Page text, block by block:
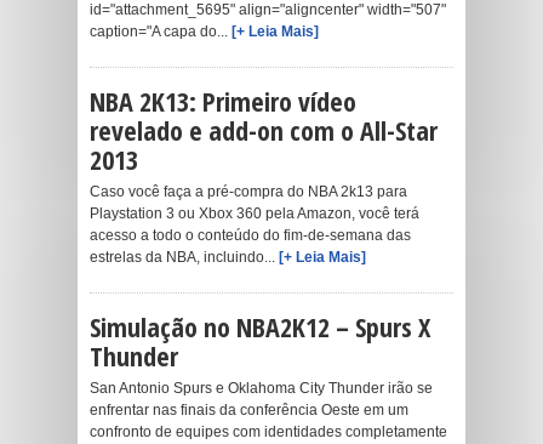
id="attachment_5695" align="aligncenter" width="507"
caption="A capa do... [+ Leia Mais]
NBA 2K13: Primeiro vídeo
revelado e add-on com o All-Star
2013
Caso você faça a pré-compra do NBA 2k13 para
Playstation 3 ou Xbox 360 pela Amazon, você terá
acesso a todo o conteúdo do fim-de-semana das
estrelas da NBA, incluindo... [+ Leia Mais]
Simulação no NBA2K12 – Spurs X
Thunder
San Antonio Spurs e Oklahoma City Thunder irão se
enfrentar nas finais da conferência Oeste em um
confronto de equipes com identidades completamente